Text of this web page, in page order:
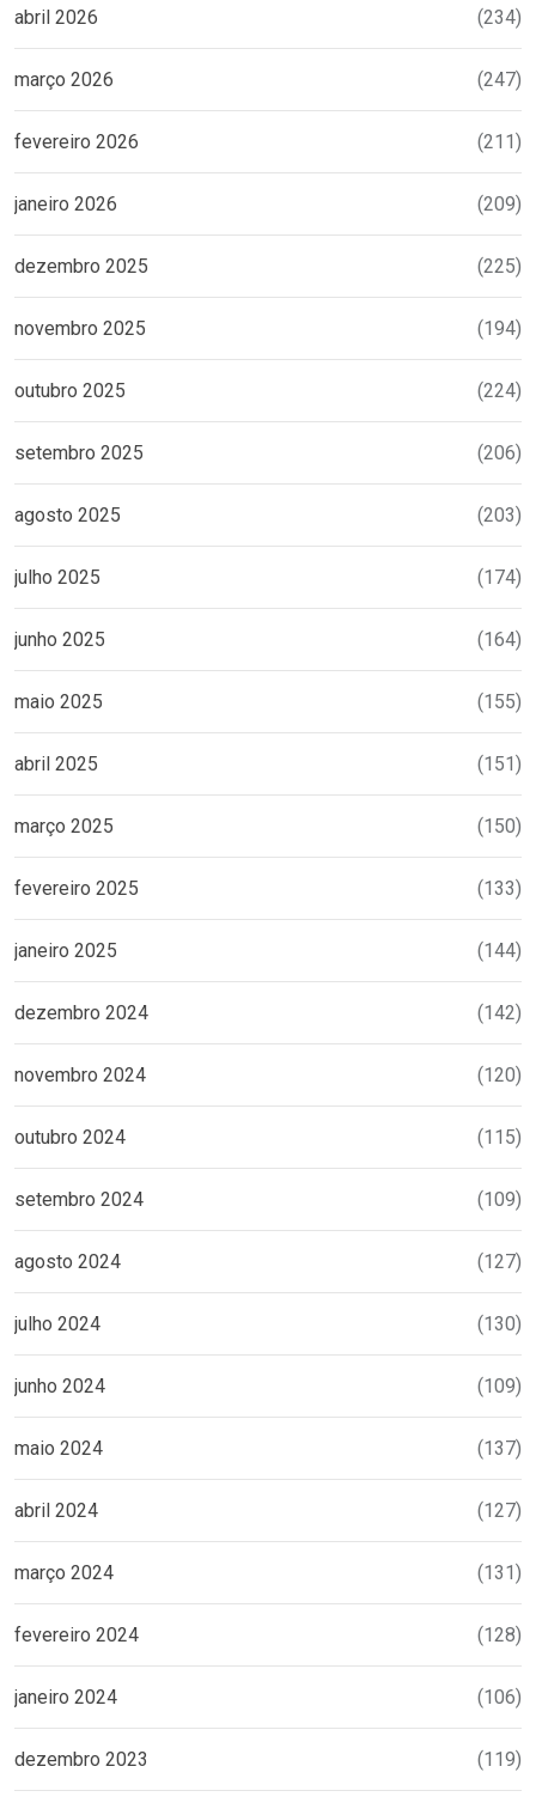
abril 2026 (234)
março 2026 (247)
fevereiro 2026 (211)
janeiro 2026 (209)
dezembro 2025 (225)
novembro 2025 (194)
outubro 2025 (224)
setembro 2025 (206)
agosto 2025 (203)
julho 2025 (174)
junho 2025 (164)
maio 2025 (155)
abril 2025 (151)
março 2025 (150)
fevereiro 2025 (133)
janeiro 2025 (144)
dezembro 2024 (142)
novembro 2024 (120)
outubro 2024 (115)
setembro 2024 (109)
agosto 2024 (127)
julho 2024 (130)
junho 2024 (109)
maio 2024 (137)
abril 2024 (127)
março 2024 (131)
fevereiro 2024 (128)
janeiro 2024 (106)
dezembro 2023 (119)